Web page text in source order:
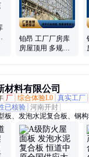
铂昂 工厂厂房库
房屋顶用 多规格
材料有限公司
厂 综合体验L0 真实工厂
已核验 河南开封
板、发泡水泥复合板、钢
板、泄爆板、预制及拼装
、网架板、大型屋面板、夹